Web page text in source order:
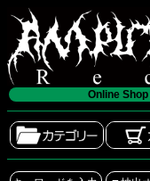
Online Shop